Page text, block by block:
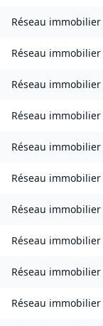
Réseau immobilier
Réseau immobilier
Réseau immobilier
Réseau immobilier
Réseau immobilier
Réseau immobilier
Réseau immobilier
Réseau immobilier
Réseau immobilier
Réseau immobilier